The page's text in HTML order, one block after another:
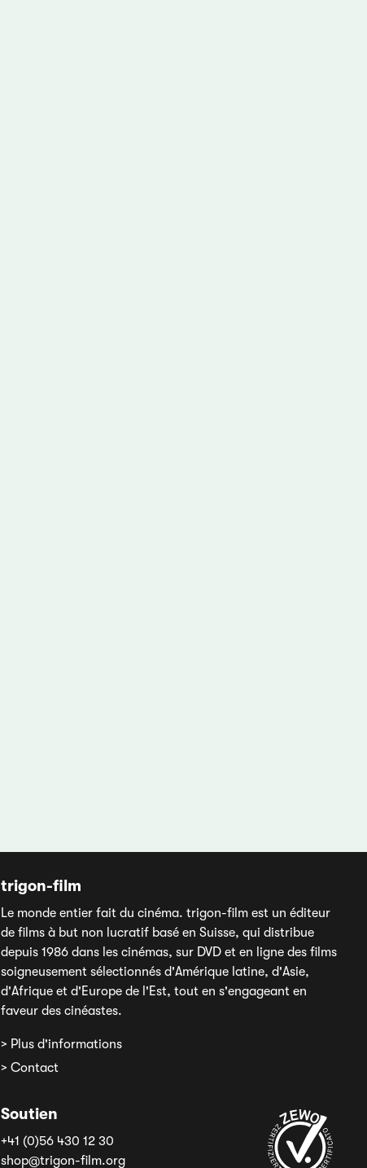
trigon-film
Le monde entier fait du cinéma. trigon-film est un éditeur
de films à but non lucratif basé en Suisse, qui distribue
depuis 1986 dans les cinémas, sur DVD et en ligne des films
soigneusement sélectionnés d'Amérique latine, d'Asie,
d'Afrique et d'Europe de l'Est, tout en s'engageant en
faveur des cinéastes.
> Plus d'informations
> Contact
Soutien
+41 (0)56 430 12 30
shop@trigon-film.org